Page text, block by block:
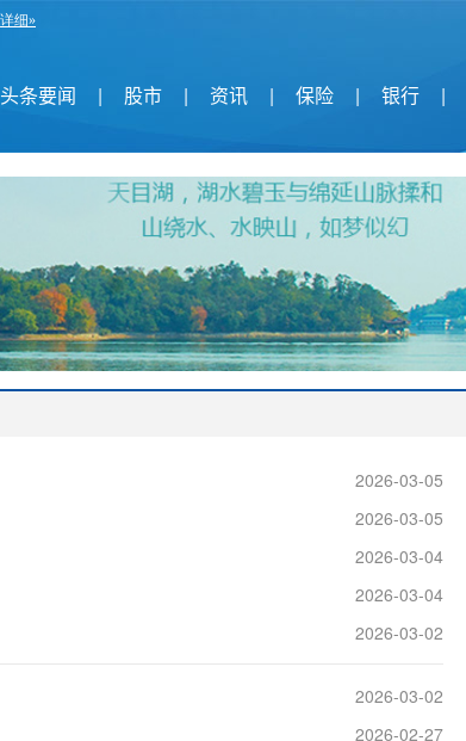
头条要闻 | 股市 | 资讯 | 保险 | 银行 |
2026-03-05
2026-03-05
2026-03-04
2026-03-04
2026-03-02
2026-03-02
2026-02-27